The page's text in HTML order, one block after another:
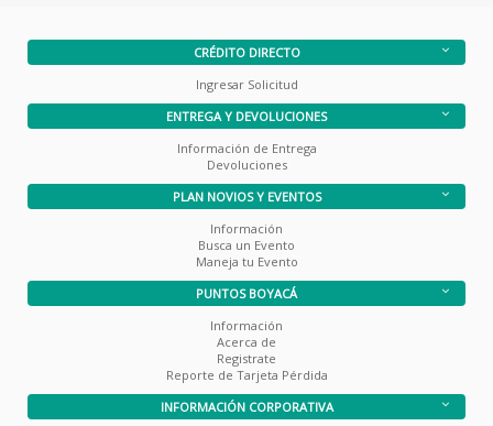
CRÉDITO DIRECTO
Ingresar Solicitud
ENTREGA Y DEVOLUCIONES
Información de Entrega
Devoluciones
PLAN NOVIOS Y EVENTOS
Información
Busca un Evento
Maneja tu Evento
PUNTOS BOYACÁ
Información
Acerca de
Registrate
Reporte de Tarjeta Pérdida
INFORMACIÓN CORPORATIVA